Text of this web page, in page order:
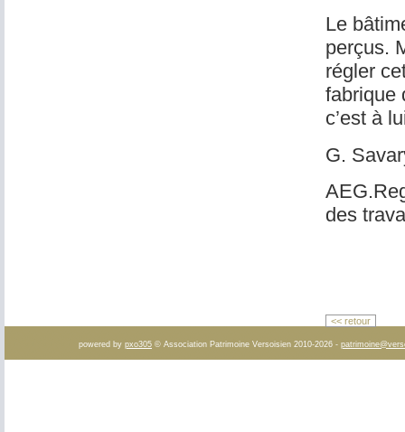
Le
perçus.
régler
fabrique
c’est à
G.
des
<< retour
powered by pxo305 © Association Patrimoine Versoisien 2010-2026 -